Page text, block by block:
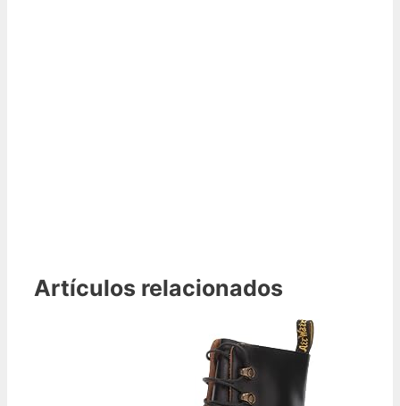
Artículos relacionados